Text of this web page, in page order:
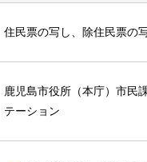
住民票の写し、除住民票の
鹿児島市役所（本庁）市民
テーション